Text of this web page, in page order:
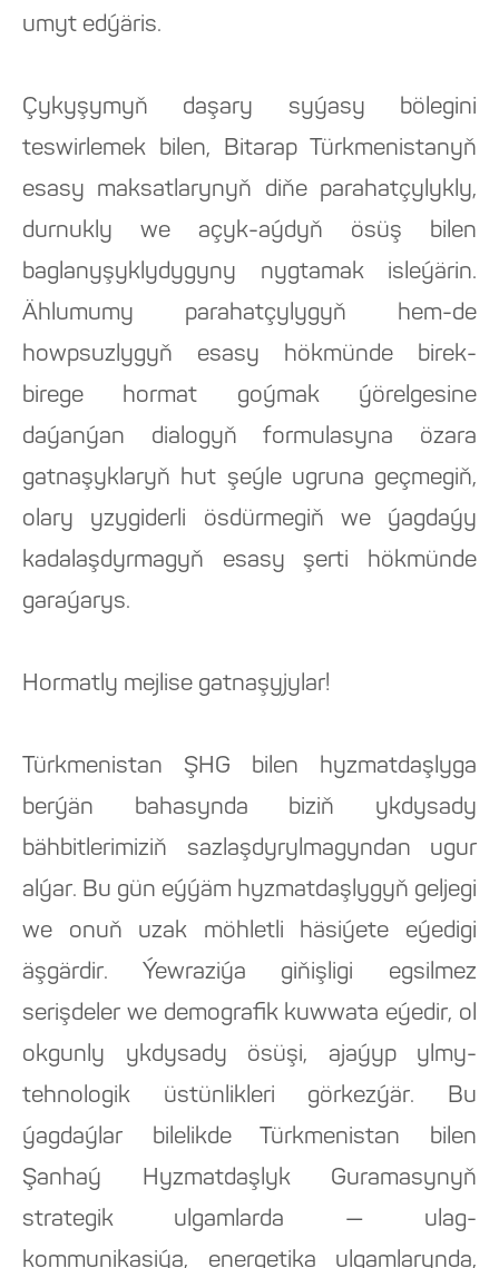
umyt edýäris.
Çykyşymyň daşary syýasy bölegini
teswirlemek bilen, Bitarap Türkmenistanyň
esasy maksatlarynyň diňe parahatçylykly,
durnukly we açyk-aýdyň ösüş bilen
baglanyşyklydygyny nygtamak isleýärin.
Ählumumy parahatçylygyň hem-de
howpsuzlygyň esasy hökmünde birek-
birege hormat goýmak ýörelgesine
daýanýan dialogyň formulasyna özara
gatnaşyklaryň hut şeýle ugruna geçmegiň,
olary yzygiderli ösdürmegiň we ýagdaýy
kadalaşdyrmagyň esasy şerti hökmünde
garaýarys.
Hormatly mejlise gatnaşyjylar!
Türkmenistan ŞHG bilen hyzmatdaşlyga
berýän bahasynda biziň ykdysady
bähbitlerimiziň sazlaşdyrylmagyndan ugur
alýar. Bu gün eýýäm hyzmatdaşlygyň geljegi
we onuň uzak möhletli häsiýete eýedigi
äşgärdir. Ýewraziýa giňişligi egsilmez
serişdeler we demografik kuwwata eýedir, ol
okgunly ykdysady ösüşi, ajaýyp ylmy-
tehnologik üstünlikleri görkezýär. Bu
ýagdaýlar bilelikde Türkmenistan bilen
Şanhaý Hyzmatdaşlyk Guramasynyň
strategik ulgamlarda — ulag-
kommunikasiýa, energetika ulgamlarynda,